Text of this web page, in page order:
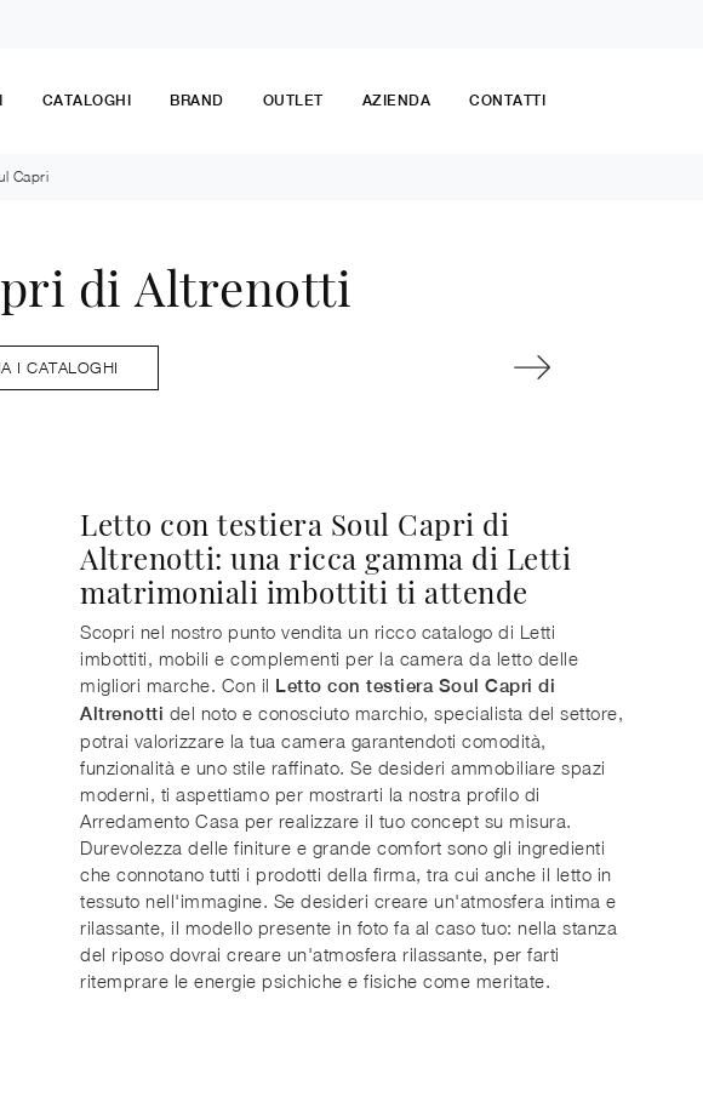
CATALOGHI BRAND OUTLET AZIENDA CONTATTI
Capri
di Altrenotti
I CATALOGHI
Letto con testiera Soul Capri di
Altrenotti: una ricca gamma di Letti
matrimoniali imbottiti ti attende
Scopri nel nostro punto vendita un ricco catalogo di Letti
imbottiti, mobili e complementi per la camera da letto delle
migliori marche. Con il Letto con testiera Soul Capri di
Altrenotti del noto e conosciuto marchio, specialista del settore,
potrai valorizzare la tua camera garantendoti comodità,
funzionalità e uno stile raffinato. Se desideri ammobiliare spazi
moderni, ti aspettiamo per mostrarti la nostra profilo di
Arredamento Casa per realizzare il tuo concept su misura.
Durevolezza delle finiture e grande comfort sono gli ingredienti
che connotano tutti i prodotti della firma, tra cui anche il letto in
tessuto nell'immagine. Se desideri creare un'atmosfera intima e
rilassante, il modello presente in foto fa al caso tuo: nella stanza
del riposo dovrai creare un'atmosfera rilassante, per farti
ritemprare le energie psichiche e fisiche come meritate.